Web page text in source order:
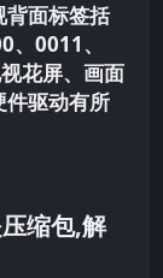
背面标签括
0011、
花屏、画面
件驱动有所
缩包,解